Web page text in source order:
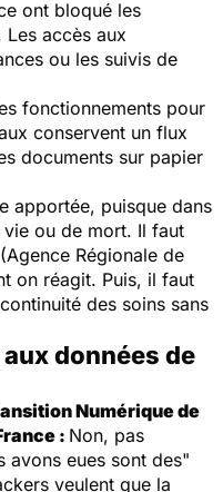
ont bloqué les
Les accès aux
ou les suivis de
fonctionnements pour
conservent un flux
documents sur papier
apportée, puisque dans
vie ou de mort. Il faut
Régionale de
on réagit. Puis, il faut
des soins sans
données de
Numérique de
: Non, pas
avons eues sont des"
veulent que la